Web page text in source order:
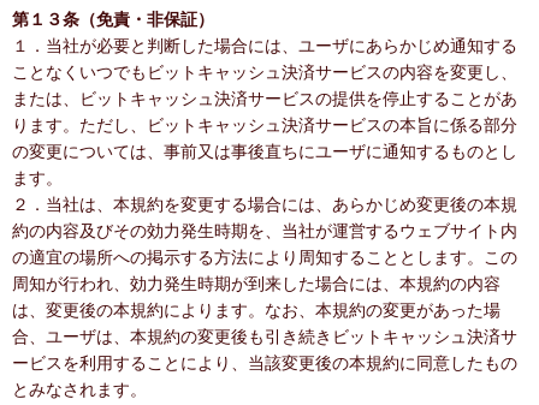
第１３条（免責・非保証）
１．当社が必要と判断した場合には、ユーザにあらかじめ通知する
ことなくいつでもビットキャッシュ決済サービスの内容を変更し、
または、ビットキャッシュ決済サービスの提供を停止することがあ
ります。ただし、ビットキャッシュ決済サービスの本旨に係る部分
の変更については、事前又は事後直ちにユーザに通知するものとし
ます。
２．当社は、本規約を変更する場合には、あらかじめ変更後の本規
約の内容及びその効力発生時期を、当社が運営するウェブサイト内
の適宜の場所への掲示する方法により周知することとします。この
周知が行われ、効力発生時期が到来した場合には、本規約の内容
は、変更後の本規約によります。なお、本規約の変更があった場
合、ユーザは、本規約の変更後も引き続きビットキャッシュ決済サ
ービスを利用することにより、当該変更後の本規約に同意したもの
とみなされます。